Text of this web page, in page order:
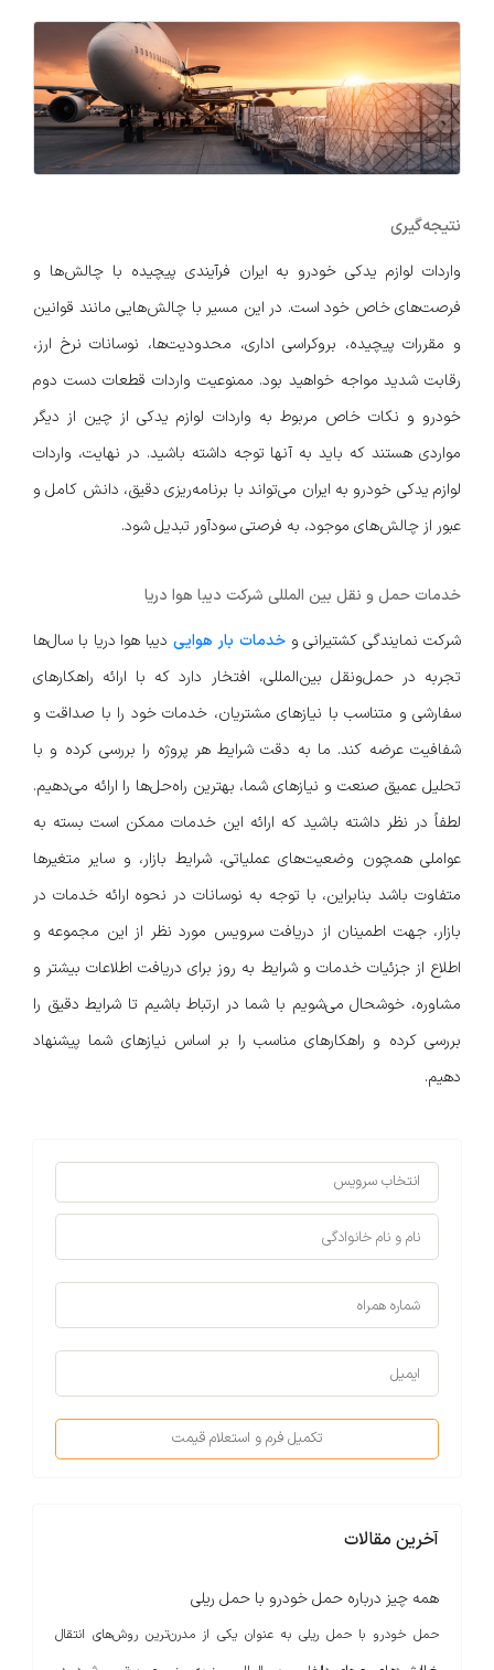
نتیجه‌گیری
واردات لوازم یدکی خودرو به ایران فرآیندی پیچیده با چالش‌ها و
فرصت‌های خاص خود است. در این مسیر با چالش‌هایی مانند قوانین
و مقررات پیچیده، بروکراسی اداری، محدودیت‌ها، نوسانات نرخ ارز،
رقابت شدید مواجه خواهید بود. ممنوعیت واردات قطعات دست دوم
خودرو و نکات خاص مربوط به واردات لوازم یدکی از چین از دیگر
مواردی هستند که باید به آنها توجه داشته باشید. در نهایت، واردات
لوازم یدکی خودرو به ایران می‌تواند با برنامه‌ریزی دقیق، دانش کامل و
عبور از چالش‌های موجود، به فرصتی سودآور تبدیل شود.
خدمات حمل و نقل بین المللی شرکت دیبا هوا دریا
شرکت نمایندگی کشتیرانی وخدمات بار هواییدیبا هوا دریا با سال‌ها
تجربه در حمل‌ونقل بین‌المللی، افتخار دارد که با ارائه راهکارهای
سفارشی و متناسب با نیازهای مشتریان، خدمات خود را با صداقت و
شفافیت عرضه کند. ما به دقت شرایط هر پروژه را بررسی کرده و با
تحلیل عمیق صنعت و نیازهای شما، بهترین راه‌حل‌ها را ارائه می‌دهیم.
لطفاً در نظر داشته باشید که ارائه این خدمات ممکن است بسته به
عواملی همچون وضعیت‌های عملیاتی، شرایط بازار، و سایر متغیرها
متفاوت باشد بنابراین، با توجه به نوسانات در نحوه ارائه خدمات در
بازار، جهت اطمینان از دریافت سرویس مورد نظر از این مجموعه و
اطلاع از جزئیات خدمات و شرایط به روز برای دریافت اطلاعات بیشتر و
مشاوره، خوشحال می‌شویم با شما در ارتباط باشیم تا شرایط دقیق را
بررسی کرده و راهکارهای مناسب را بر اساس نیازهای شما پیشنهاد
دهیم.
تکمیل فرم و استعلام قیمت
آخرین مقالات
همه چیز درباره حمل خودرو با حمل ریلی
حمل خودرو با حمل ریلی به عنوان یکی از مدرن‌ترین روش‌های انتقال